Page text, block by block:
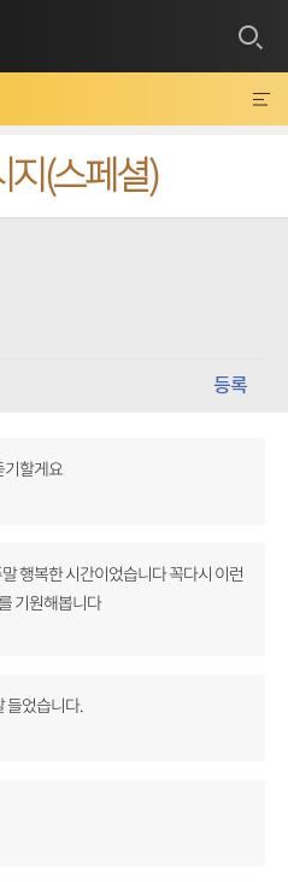
지(스페셜)
등록
기할게요
행복한 시간이었습니다 꼭다시 이런
기원해봅니다
들었습니다.